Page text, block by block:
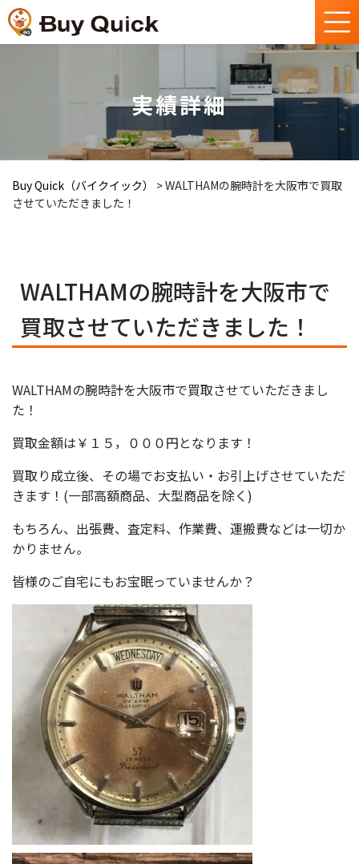
実績詳細
Buy Quick（バイクイック） >WALTHAMの腕時計を大阪市で買取
させていただきました！
WALTHAMの腕時計を大阪市で
買取させていただきました！
WALTHAMの腕時計を大阪市で買取させていただきまし
た！
買取金額は￥１５，０００円となります！
買取り成立後、その場でお支払い・お引上げさせていただ
きます！(一部高額商品、大型商品を除く)
もちろん、出張費、査定料、作業費、運搬費などは一切か
かりません。
皆様のご自宅にもお宝眠っていませんか？